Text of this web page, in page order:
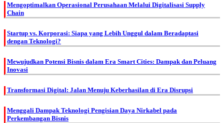
Mengoptimalkan Operasional Perusahaan Melalui Digitalisasi Supply
Chain
Startup vs. Korporasi: Siapa yang Lebih Unggul dalam Beradaptasi
dengan Teknologi?
Mewujudkan Potensi Bisnis dalam Era Smart Cities: Dampak dan Peluang
Inovasi
Transformasi Digital: Jalan Menuju Keberhasilan di Era Disrupsi
Menggali Dampak Teknologi Pengisian Daya Nirkabel pada
Perkembangan Bisnis